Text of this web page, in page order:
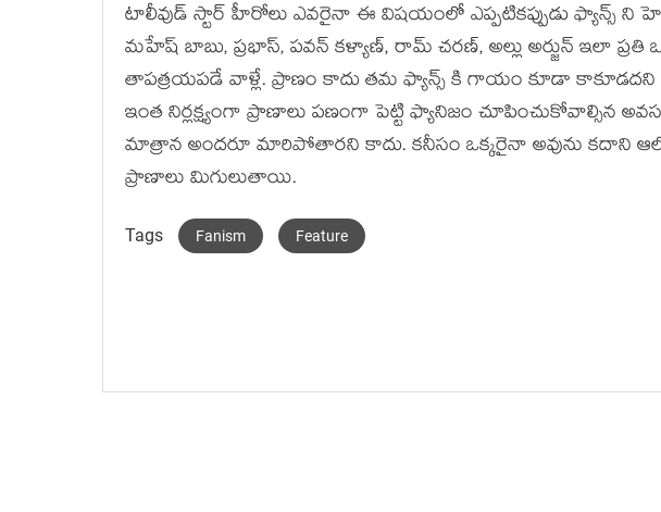
టాలీవుడ్ స్టార్ హీరోలు ఎవరైనా ఈ విషయంలో ఎప్పటికప్పుడు ఫ్యాన్స్ ని
మహేష్ బాబు, ప్రభాస్, పవన్ కళ్యాణ్, రామ్ చరణ్, అల్లు అర్జున్ ఇలా ప్రతి
తాపత్రయపడే వాళ్లే. ప్రాణం కాదు తమ ఫ్యాన్స్ కి గాయం కూడా కాకూడదని
ఇంత నిర్లక్ష్యంగా ప్రాణాలు పణంగా పెట్టి ఫ్యానిజం చూపించుకోవాల్సిన
మాత్రాన అందరూ మారిపోతారని కాదు. కనీసం ఒక్కరైనా అవును కదాని
ప్రాణాలు మిగులుతాయి.
Tags Fanism Feature